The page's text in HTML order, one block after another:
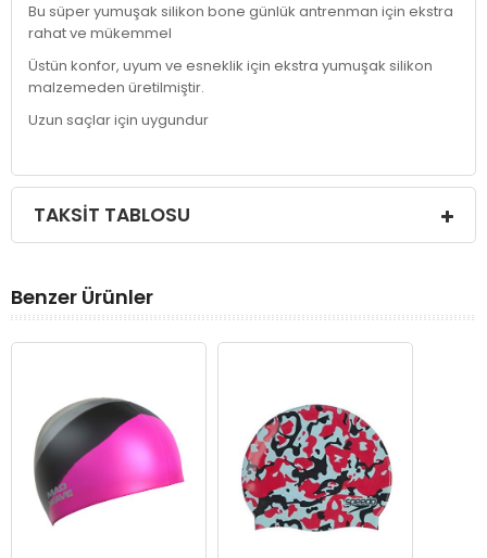
Bu süper yumuşak silikon bone günlük antrenman için ekstra
rahat ve mükemmel
Üstün konfor, uyum ve esneklik için ekstra yumuşak silikon
malzemeden üretilmiştir.
Uzun saçlar için uygundur
TAKSIT TABLOSU
Benzer Ürünler